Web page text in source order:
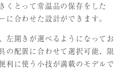
くとって常温品の保存をした
に合わせた設計ができます。
左開きが選べるようになってお
の配置に合わせて選択可能、限
利に使う小技が満載のモデルで